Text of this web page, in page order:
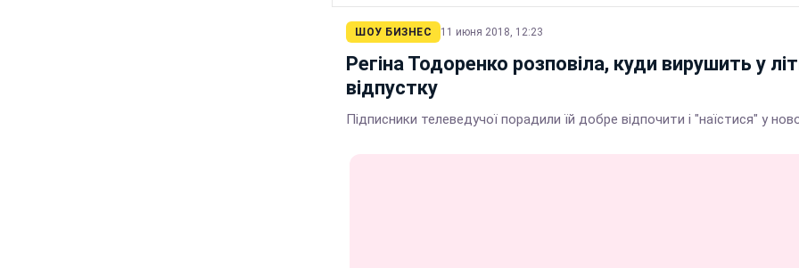
ШОУ БИЗНЕС 11 июня 2018, 12:23
Регіна Тодоренко розповіла, куди вирушить у
відпустку
Підписники телеведучої порадили їй добре відпочити і "наїстися" у